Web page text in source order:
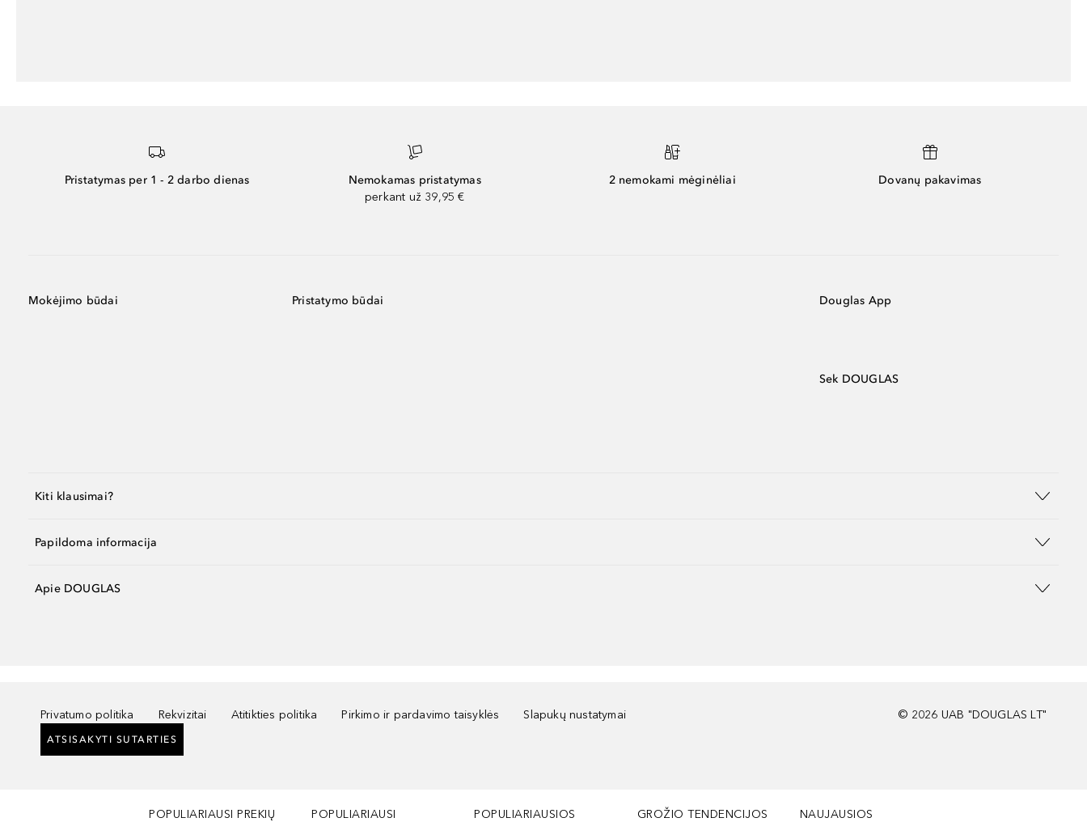
Pristatymas per 1 - 2 darbo dienas
Nemokamas pristatymas
perkant už 39,95 €
2 nemokami mėginėliai Dovanų pakavimas
Mokėjimo būdai Pristatymo būdai Douglas App
Sek DOUGLAS
Kiti klausimai?
Papildoma informacija
Apie DOUGLAS
Privatumo politika Rekvizitai Atitikties politika Pirkimo ir pardavimo taisyklės Slapukų nustatymai
ATSISAKYTI SUTARTIES
© 2026 UAB "DOUGLAS LT"
POPULIARIAUSI PREKIŲ
POPULIARIAUSI
POPULIARIAUSIOS
GROŽIO TENDENCIJOS
NAUJAUSIOS